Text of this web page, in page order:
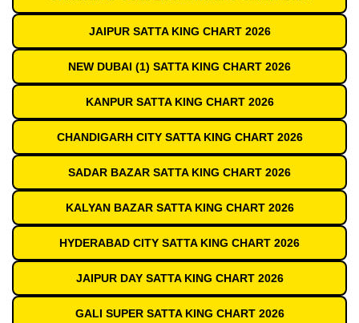
JAIPUR SATTA KING CHART 2026
NEW DUBAI (1) SATTA KING CHART 2026
KANPUR SATTA KING CHART 2026
CHANDIGARH CITY SATTA KING CHART 2026
SADAR BAZAR SATTA KING CHART 2026
KALYAN BAZAR SATTA KING CHART 2026
HYDERABAD CITY SATTA KING CHART 2026
JAIPUR DAY SATTA KING CHART 2026
GALI SUPER SATTA KING CHART 2026